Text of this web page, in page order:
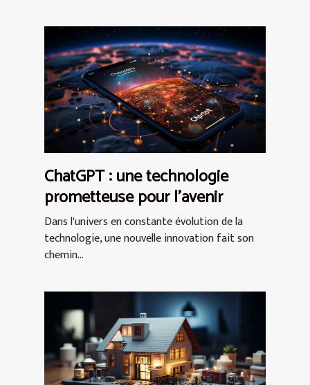
ChatGPT : une technologie
prometteuse pour l'avenir
Dans l'univers en constante évolution de la
technologie, une nouvelle innovation fait son
chemin...